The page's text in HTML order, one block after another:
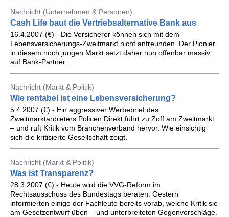
Nachricht (Unternehmen & Personen)
Cash Life baut die Vertriebsalternative Bank aus
16.4.2007 (€) - Die Versicherer können sich mit dem
Lebensversicherungs-Zweitmarkt nicht anfreunden. Der Pionier
in diesem noch jungen Markt setzt daher nun offenbar massiv
auf Bank-Partner.
Nachricht (Markt & Politik)
Wie rentabel ist eine Lebensversicherung?
5.4.2007 (€) - Ein aggressiver Werbebrief des
Zweitmarktanbieters Policen Direkt führt zu Zoff am Zweitmarkt
– und ruft Kritik vom Branchenverband hervor. Wie einsichtig
sich die kritisierte Gesellschaft zeigt.
Nachricht (Markt & Politik)
Was ist Transparenz?
28.3.2007 (€) - Heute wird die VVG-Reform im
Rechtsausschuss des Bundestags beraten. Gestern
informierten einige der Fachleute bereits vorab, welche Kritik sie
am Gesetzentwurf üben – und unterbreiteten Gegenvorschläge.